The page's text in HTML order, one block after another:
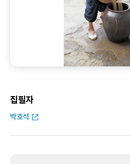
집필자
박호석